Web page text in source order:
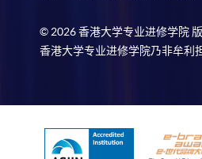
© 2026 香港大学专业进修学院
香港大学专业进修学院乃非牟利